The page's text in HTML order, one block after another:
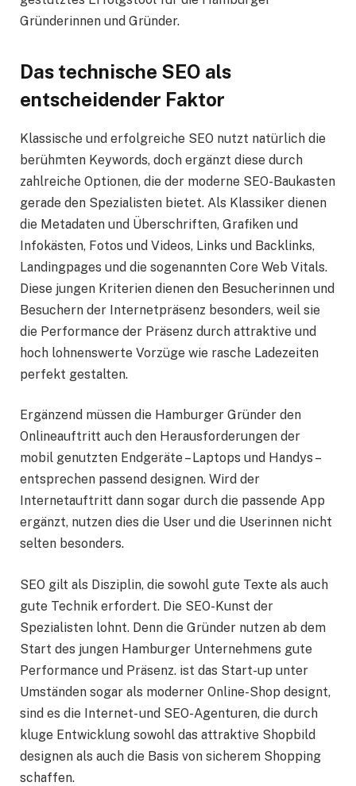
Gründerinnen und Gründer.
Das technische SEO als
entscheidender Faktor
Klassische und erfolgreiche SEO nutzt natürlich die
berühmten Keywords, doch ergänzt diese durch
zahlreiche Optionen, die der moderne SEO-Baukasten
gerade den Spezialisten bietet. Als Klassiker dienen
die Metadaten und Überschriften, Grafiken und
Infokästen, Fotos und Videos, Links und Backlinks,
Landingpages und die sogenannten Core Web Vitals.
Diese jungen Kriterien dienen den Besucherinnen und
Besuchern der Internetpräsenz besonders, weil sie
die Performance der Präsenz durch attraktive und
hoch lohnenswerte Vorzüge wie rasche Ladezeiten
perfekt gestalten.
Ergänzend müssen die Hamburger Gründer den
Onlineauftritt auch den Herausforderungen der
mobil genutzten Endgeräte – Laptops und Handys –
entsprechen passend designen. Wird der
Internetauftritt dann sogar durch die passende App
ergänzt, nutzen dies die User und die Userinnen nicht
selten besonders.
SEO gilt als Disziplin, die sowohl gute Texte als auch
gute Technik erfordert. Die SEO-Kunst der
Spezialisten lohnt. Denn die Gründer nutzen ab dem
Start des jungen Hamburger Unternehmens gute
Performance und Präsenz. ist das Start-up unter
Umständen sogar als moderner Online-Shop designt,
sind es die Internet- und SEO-Agenturen, die durch
kluge Entwicklung sowohl das attraktive Shopbild
designen als auch die Basis von sicherem Shopping
schaffen.